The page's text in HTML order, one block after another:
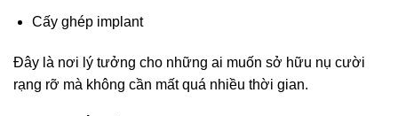
Cấy ghép implant
Đây là nơi lý tưởng cho những ai muốn sở hữu nụ cười
rạng rỡ mà không cần mất quá nhiều thời gian.